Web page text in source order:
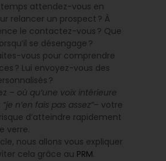
attendez-vous en
relancer un prospect ? À
le contactez-vous ? Que
se désengage ?
vous pour comprendre
? Lui envoyez-vous des
?
– où qu’une voix intérieure
n’en fais pas assez”– votre
d’atteindre rapidement
verre.
nous allons vous expliquer
cela grâce au PRM.